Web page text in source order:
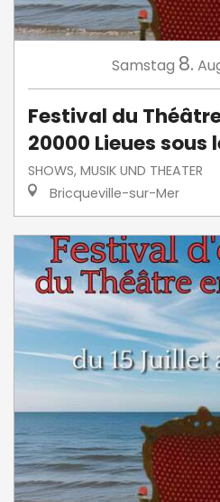
Samstag 8.
Festival du
20000 Lieues sous
SHOWS, MUSIK UND THEATER
Bricqueville-sur-Mer